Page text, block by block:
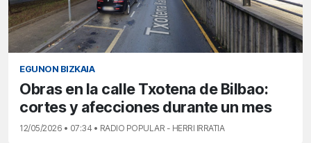
EGUNON BIZKAIA
Obras en la calle Txotena de Bilbao:
cortes y afecciones durante un mes
12/05/2026 • 07:34 • RADIO POPULAR - HERRI IRRATIA